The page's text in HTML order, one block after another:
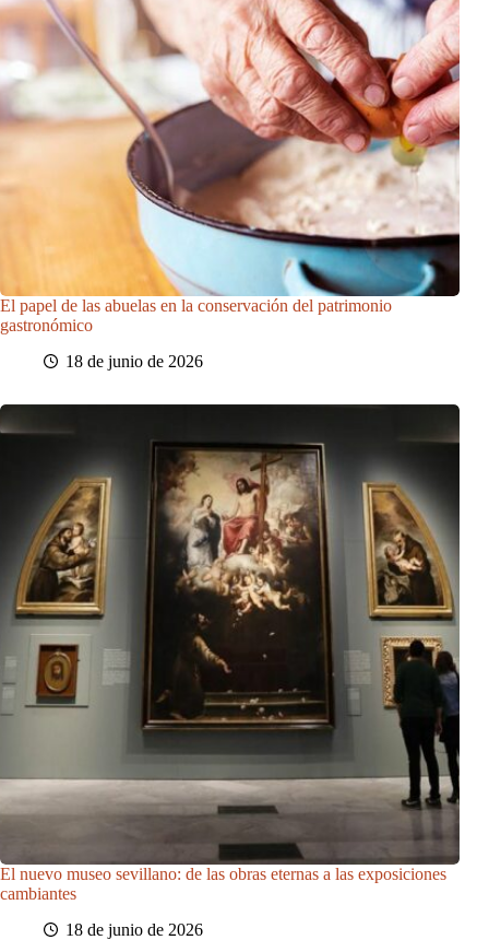
El papel de las abuelas en la conservación del patrimonio
gastronómico
18 de junio de 2026
El nuevo museo sevillano: de las obras eternas a las exposiciones
cambiantes
18 de junio de 2026